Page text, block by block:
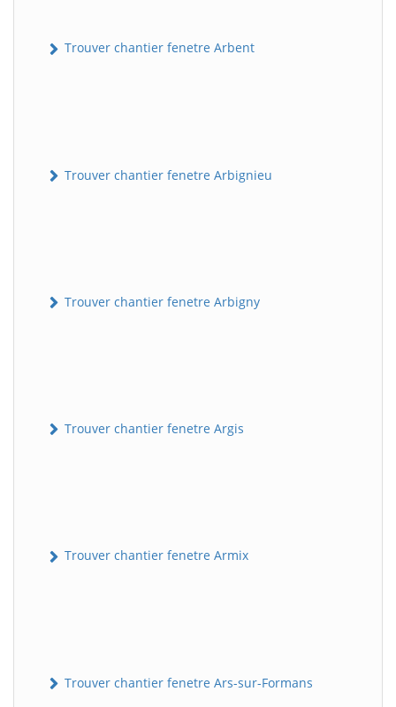
Trouver chantier fenetre Arbent
Trouver chantier fenetre Arbignieu
Trouver chantier fenetre Arbigny
Trouver chantier fenetre Argis
Trouver chantier fenetre Armix
Trouver chantier fenetre Ars-sur-Formans